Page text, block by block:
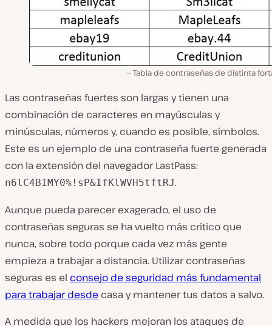
Tabla de contraseñas de distinta
Las contraseñas fuertes son largas y tienen una
combinación de caracteres en mayúsculas y
minúsculas, números y, cuando es posible, símbolos.
Este es un ejemplo de una contraseña fuerte generada
con la extensión del navegador LastPass:
n6lC4BIMY0%!sP&IfKlWVH5tftRJ.
Aunque pueda parecer exagerado, el uso de
contraseñas seguras se ha vuelto más crítico que
nunca, sobre todo porque cada vez más gente
empieza a trabajar a distancia. Utilizar contraseñas
seguras es el consejo de seguridad más fundamental
para trabajar desde casa y mantener tus datos a salvo.
A medida que los hackers mejoran los ataques de